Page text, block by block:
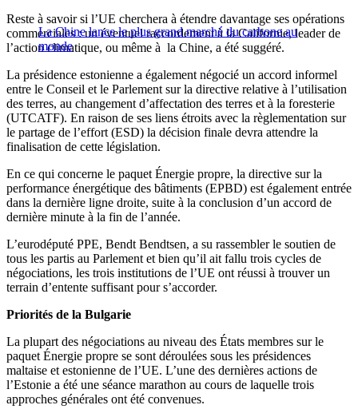
La Chine lance le plus grand marché du carbone au
monde
Reste à savoir si l’UE cherchera à étendre davantage ses opérations
commerciales : un éventuel raccordement à la Californie, leader de
l’action climatique, ou même à la Chine, a été suggéré.
La présidence estonienne a également négocié un accord informel
entre le Conseil et le Parlement sur la directive relative à l’utilisation
des terres, au changement d’affectation des terres et à la foresterie
(UTCATF). En raison de ses liens étroits avec la règlementation sur
le partage de l’effort (ESD) la décision finale devra attendre la
finalisation de cette législation.
En ce qui concerne le paquet Énergie propre, la directive sur la
performance énergétique des bâtiments (EPBD) est également entrée
dans la dernière ligne droite, suite à la conclusion d’un accord de
dernière minute à la fin de l’année.
L’eurodéputé PPE, Bendt Bendtsen, a su rassembler le soutien de
tous les partis au Parlement et bien qu’il ait fallu trois cycles de
négociations, les trois institutions de l’UE ont réussi à trouver un
terrain d’entente suffisant pour s’accorder.
Priorités de la Bulgarie
La plupart des négociations au niveau des États membres sur le
paquet Énergie propre se sont déroulées sous les présidences
maltaise et estonienne de l’UE. L’une des dernières actions de
l’Estonie a été une séance marathon au cours de laquelle trois
approches générales ont été convenues.